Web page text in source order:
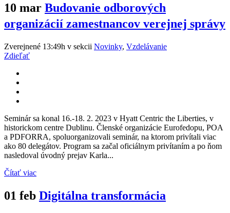
10 mar Budovanie odborových
organizácií zamestnancov verejnej správy
Zverejnené 13:49h v sekcii Novinky, Vzdelávanie
Zdieľať
Seminár sa konal 16.-18. 2. 2023 v Hyatt Centric the Liberties, v
historickom centre Dublinu. Členské organizácie Eurofedopu, POA
a PDFORRA, spoluorganizovali seminár, na ktorom privítali viac
ako 80 delegátov. Program sa začal oficiálnym privítaním a po ňom
nasledoval úvodný prejav Karla...
Čítať viac
01 feb Digitálna transformácia